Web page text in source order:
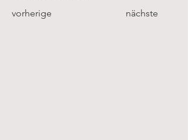
vorherige nächste